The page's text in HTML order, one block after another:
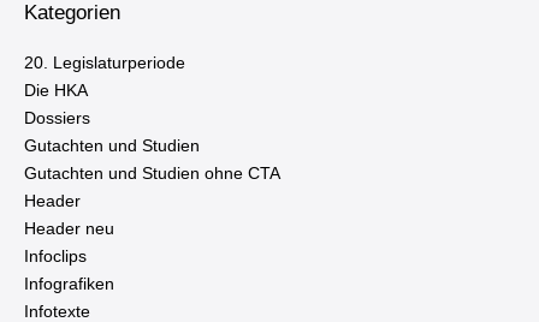
Kategorien
20. Le­gis­la­tur­pe­ri­ode
Die HKA
Dossiers
Gutachten und Studien
Gutachten und Studien ohne CTA
Header
Header neu
Infoclips
In­fo­gra­fi­ken
Infotexte